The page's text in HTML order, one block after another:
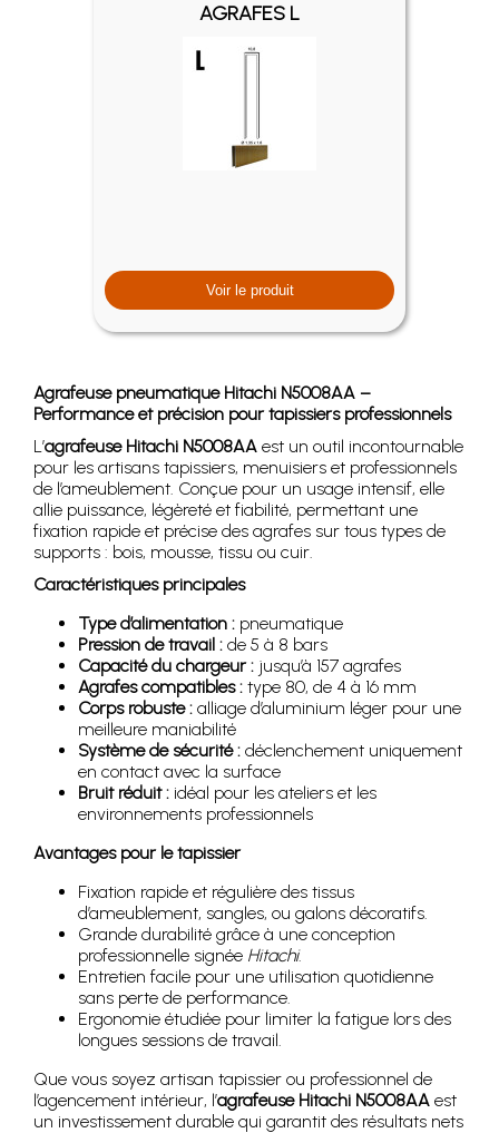
AGRAFES L
Voir le produit
Agrafeuse pneumatique Hitachi N5008AA –
Performance et précision pour tapissiers professionnels
L’agrafeuse Hitachi N5008AA est un outil incontournable
pour les artisans tapissiers, menuisiers et professionnels
de l’ameublement. Conçue pour un usage intensif, elle
allie puissance, légèreté et fiabilité, permettant une
fixation rapide et précise des agrafes sur tous types de
supports : bois, mousse, tissu ou cuir.
Caractéristiques principales
Type d’alimentation : pneumatique
Pression de travail : de 5 à 8 bars
Capacité du chargeur : jusqu’à 157 agrafes
Agrafes compatibles : type 80, de 4 à 16 mm
Corps robuste : alliage d’aluminium léger pour une
meilleure maniabilité
Système de sécurité : déclenchement uniquement
en contact avec la surface
Bruit réduit : idéal pour les ateliers et les
environnements professionnels
Avantages pour le tapissier
Fixation rapide et régulière des tissus
d’ameublement, sangles, ou galons décoratifs.
Grande durabilité grâce à une conception
professionnelle signée Hitachi.
Entretien facile pour une utilisation quotidienne
sans perte de performance.
Ergonomie étudiée pour limiter la fatigue lors des
longues sessions de travail.
Que vous soyez artisan tapissier ou professionnel de
l’agencement intérieur, l’agrafeuse Hitachi N5008AA est
un investissement durable qui garantit des résultats nets